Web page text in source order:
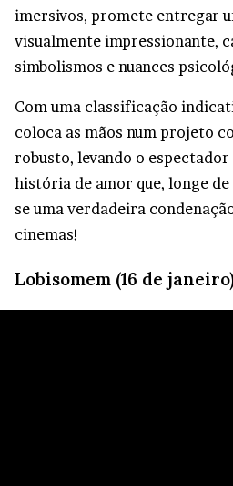
imersivos, promete entregar
visualmente impressionante,
simbolismos e nuances
Com uma classificação
coloca as mãos num projeto
robusto, levando o espectador
história de amor que, longe
se uma verdadeira
cinemas!
Lobisomem (16 de